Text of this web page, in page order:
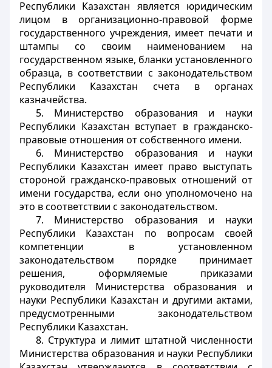
Республики Казахстан является юридическим
лицом в организационно-правовой форме
государственного учреждения, имеет печати и
штампы со своим наименованием на
государственном языке, бланки установленного
образца, в соответствии с законодательством
Республики Казахстан счета в органах
казначейства.
5. Министерство образования и науки
Республики Казахстан вступает в гражданско-
правовые отношения от собственного имени.
6. Министерство образования и науки
Республики Казахстан имеет право выступать
стороной гражданско-правовых отношений от
имени государства, если оно уполномочено на
это в соответствии с законодательством.
7. Министерство образования и науки
Республики Казахстан по вопросам своей
компетенции в установленном
законодательством порядке принимает
решения, оформляемые приказами
руководителя Министерства образования и
науки Республики Казахстан и другими актами,
предусмотренными законодательством
Республики Казахстан.
8. Структура и лимит штатной численности
Министерства образования и науки Республики